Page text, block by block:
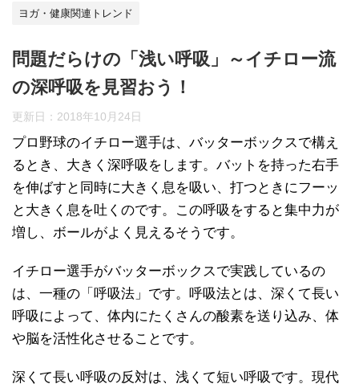
ヨガ・健康関連トレンド
問題だらけの「浅い呼吸」～イチロー流
の深呼吸を見習おう！
更新日： 2018年10月24日
プロ野球のイチロー選手は、バッターボックスで構え
るとき、大きく深呼吸をします。バットを持った右手
を伸ばすと同時に大きく息を吸い、打つときにフーッ
と大きく息を吐くのです。この呼吸をすると集中力が
増し、ボールがよく見えるそうです。
イチロー選手がバッターボックスで実践しているの
は、一種の「呼吸法」です。呼吸法とは、深くて長い
呼吸によって、体内にたくさんの酸素を送り込み、体
や脳を活性化させることです。
深くて長い呼吸の反対は、浅くて短い呼吸です。現代